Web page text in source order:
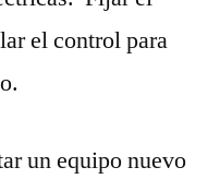
el control para
un equipo nuevo